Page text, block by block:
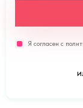
Я согласен с